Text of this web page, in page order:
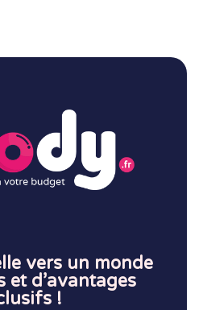
vers un monde
et d’avantages
!